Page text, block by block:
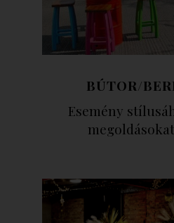
BÚTOR/
Esemény